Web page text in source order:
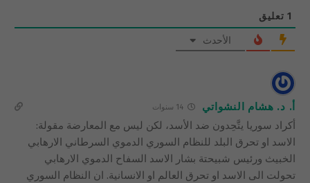
1 تعليق
الأحدث
أ. د. هشام النشواتي 14 سنوات
أكراد سوريا يتَّحِدون ضد الأسد، لكن ليس مع المعارضة مقولة:
الاسد او تحرق البلد للنظام السوري الدموي السرطاني الارهابي
الخبيث ورئيس شبيحتة بشار الاسد السفاح الدموي الارهابي
تحولت الى الاسد او تحرق العالم او الانسانية. ان النظام السوري